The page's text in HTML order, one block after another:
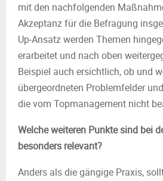
mit den nachfolgenden
Akzeptanz für die Befragung
Up-Ansatz werden Themen
erarbeitet und nach oben
Beispiel auch ersichtlich, ob und
übergeordneten Problemfelder
die vom Topmanagement nicht
Welche weiteren Punkte sind bei
besonders relevant?
Anders als die gängige Praxis,